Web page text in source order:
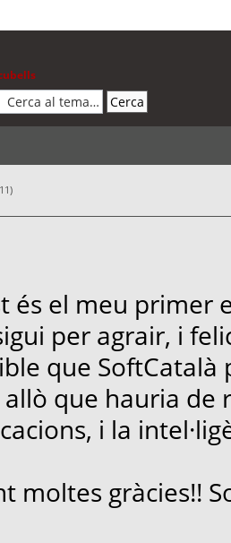
és el meu primer
per agrair, i
que SoftCatalà
que hauria de
i la
moltes gràcies!!